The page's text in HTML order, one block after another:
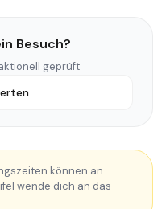
Besuch?
geprüft
können an
wende dich an das